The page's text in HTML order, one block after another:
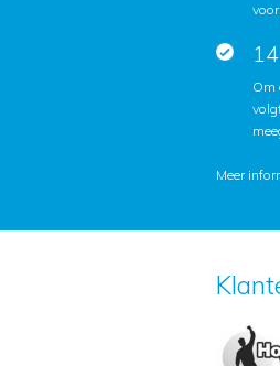
Om
Meer